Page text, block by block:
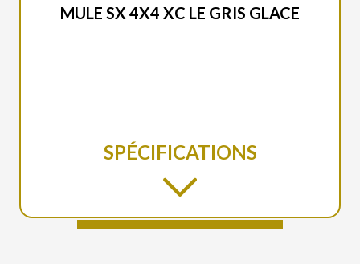
MULE SX 4X4 XC LE GRIS GLACE
SPÉCIFICATIONS